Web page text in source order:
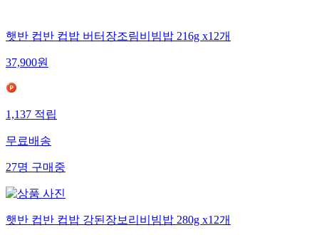
햇반 컵반 컵밥 버터장조림비빔밥 216g x12개
37,900원
1,137 적립
무료배송
27명 구매중
햇반 컵반 컵밥 강된장보리비빔밥 280g x12개